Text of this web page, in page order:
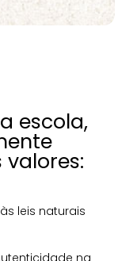
escola,
leis naturais